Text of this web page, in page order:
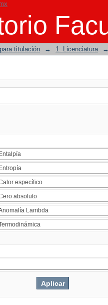
titulación → 1. Licenciatura